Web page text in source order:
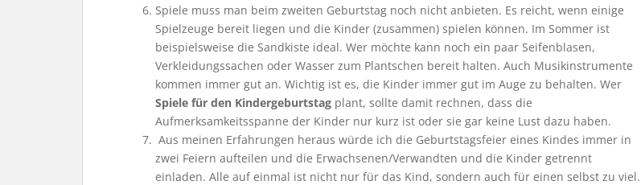
Spiele muss man beim zweiten Geburtstag noch nicht anbieten. Es reicht, wenn einige
Spielzeuge bereit liegen und die Kinder (zusammen) spielen können. Im Sommer ist
beispielsweise die Sandkiste ideal. Wer möchte kann noch ein paar Seifenblasen,
Verkleidungssachen oder Wasser zum Plantschen bereit halten. Auch Musikinstrumente
kommen immer gut an. Wichtig ist es, die Kinder immer gut im Auge zu behalten. Wer
Spiele für den Kindergeburtstag plant, sollte damit rechnen, dass die
Aufmerksamkeitsspanne der Kinder nur kurz ist oder sie gar keine Lust dazu haben.
Aus meinen Erfahrungen heraus würde ich die Geburtstagsfeier eines Kindes immer in
zwei Feiern aufteilen und die Erwachsenen/Verwandten und die Kinder getrennt
einladen. Alle auf einmal ist nicht nur für das Kind, sondern auch für einen selbst zu viel.